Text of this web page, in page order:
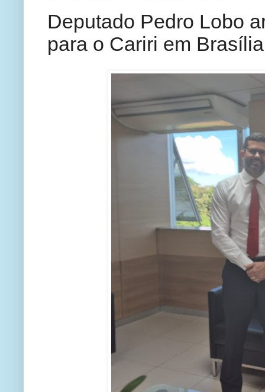
Deputado Pedro Lobo
para o Cariri em Brasília